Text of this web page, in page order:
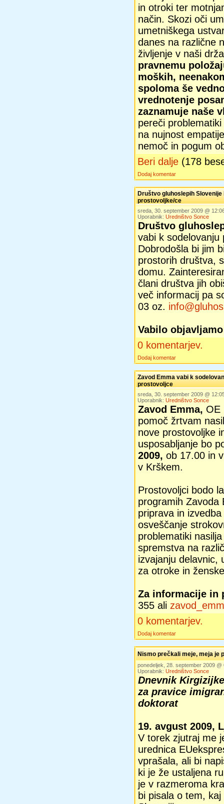
in otroki ter
način. Skozi oči
umetniškega
danes na različne
življenje v naši
pravnemu
moških,
spoloma še
vrednotenje
zaznamuje naše
pereči
na nujnost
nemoč in pogum
Beri dalje (178
Dodaj komentar
Društvo gluhoslepih
prostovoljke/ce
sreda, 30. september 2009 @
Uporabnik: Uredništvo Sonce
Društvo
vabi k sodelovanju
Dobrodošla bi jim
prostorih društva,
domu.
člani društva jih
več informacij pa
03 oz.
Vabilo
0 komentarjev.
Dodaj komentar
Zavod Emma vabi k
prostovoljce
sreda, 30. september 2009 @
Uporabnik: Uredništvo Sonce
Zavod Emma, OE
pomoč žrtvam
nove prostovoljke
usposabljanje bo
2009, ob 17.00 in
v Krškem.
Prostovoljci bodo
programih Zavoda
priprava in
osveščanje
problematiki
spremstva na
izvajanju delavnic,
za otroke in
Za informacije in
355 ali
0 komentarjev.
Dodaj komentar
Nismo prečkali meje, meja je
ponedeljek, 28. september 2009 @
Uporabnik: Uredništvo Sonce
Dnevnik
za pravice
doktorat
19. avgust 2009,
V torek zjutraj me
urednica
vprašala, ali bi
ki je že ustaljena
je v razmeroma
bi pisala o tem,